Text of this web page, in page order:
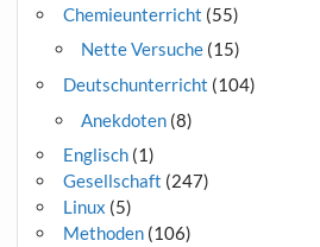
Chemieunterricht (55)
Nette Versuche(15)
Deutschunterricht (104)
Anekdoten(8)
Englisch(1)
Gesellschaft (247)
Linux (5)
Methoden(106)